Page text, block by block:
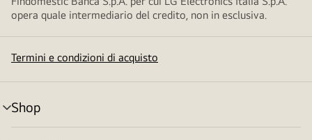
opera quale intermediario del credito, non in esclusiva.
Termini e condizioni di acquisto
Shop
Attivazione
menu